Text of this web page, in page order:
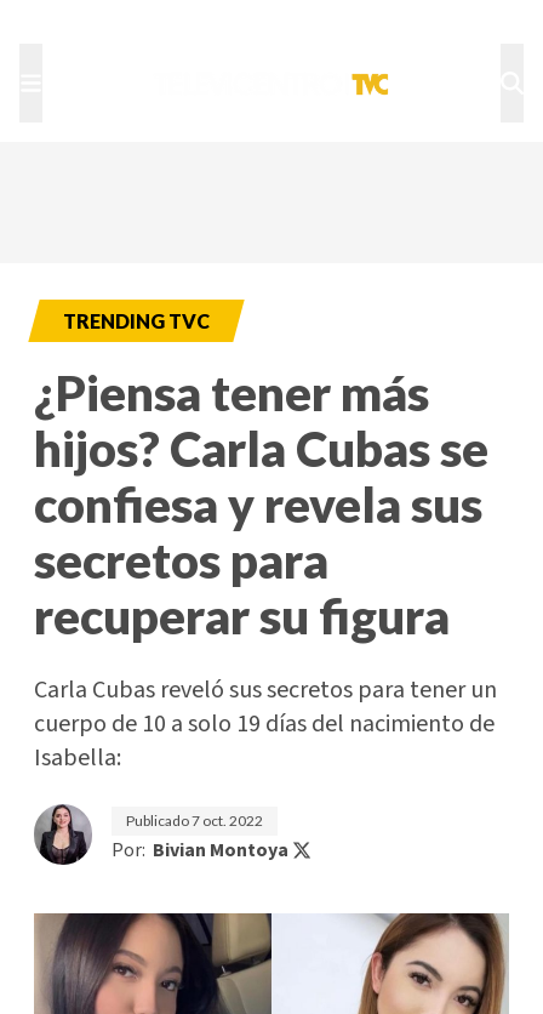
TRENDING TVC
¿Piensa tener más
hijos? Carla Cubas se
confiesa y revela sus
secretos para
recuperar su figura
Carla Cubas reveló sus secretos para tener un
cuerpo de 10 a solo 19 días del nacimiento de
Isabella:
Publicado7 oct. 2022
Por: Bivian Montoya